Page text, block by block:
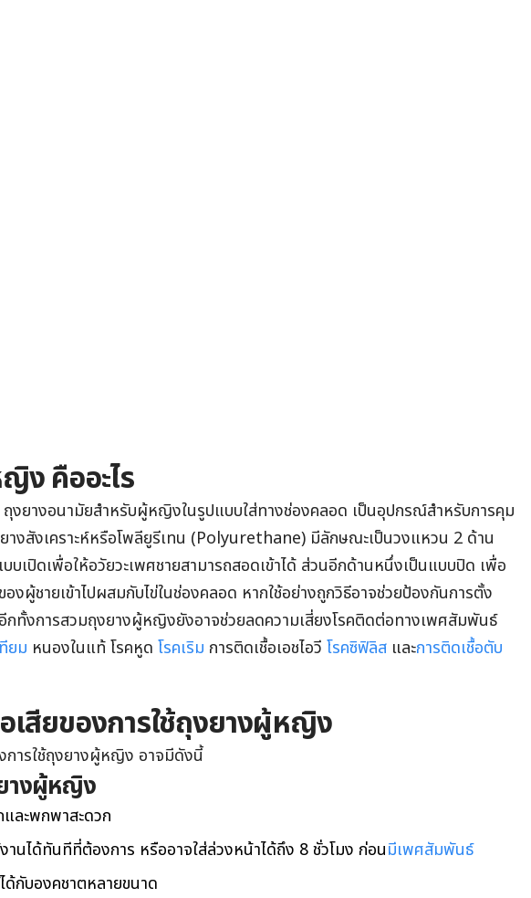
ง คืออะไร
งยางอนามัยสำหรับผู้หญิงในรูปแบบใส่ทางช่องคลอด เป็นอุปกรณ์สำหรับการคุม
างสังเคราะห์หรือโพลียูรีเทน (Polyurethane) มีลักษณะเป็นวงแหวน 2 ด้าน
บเปิดเพื่อให้อวัยวะเพศชายสามารถสอดเข้าได้ ส่วนอีกด้านหนึ่งเป็นแบบปิด เพื่อ
องผู้ชายเข้าไปผสมกับไข่ในช่องคลอด หากใช้อย่างถูกวิธีอาจช่วยป้องกันการตั้ง
กทั้งการสวมถุงยางผู้หญิงยังอาจช่วยลดความเสี่ยงโรคติดต่อทางเพศสัมพันธ์
ยม หนองในแท้ โรคหูด โรคเริม การติดเชื้อเอชไอวี โรคซิฟิลิส และการติดเชื้อตับ
เสียของการใช้ถุงยางผู้หญิง
การใช้ถุงยางผู้หญิง อาจมีดังนี้
างผู้หญิง
และพกพาสะดวก
านได้ทันทีที่ต้องการ หรืออาจใส่ล่วงหน้าได้ถึง 8 ชั่วโมง ก่อนมีเพศสัมพันธ์
ด้กับองคชาตหลายขนาด